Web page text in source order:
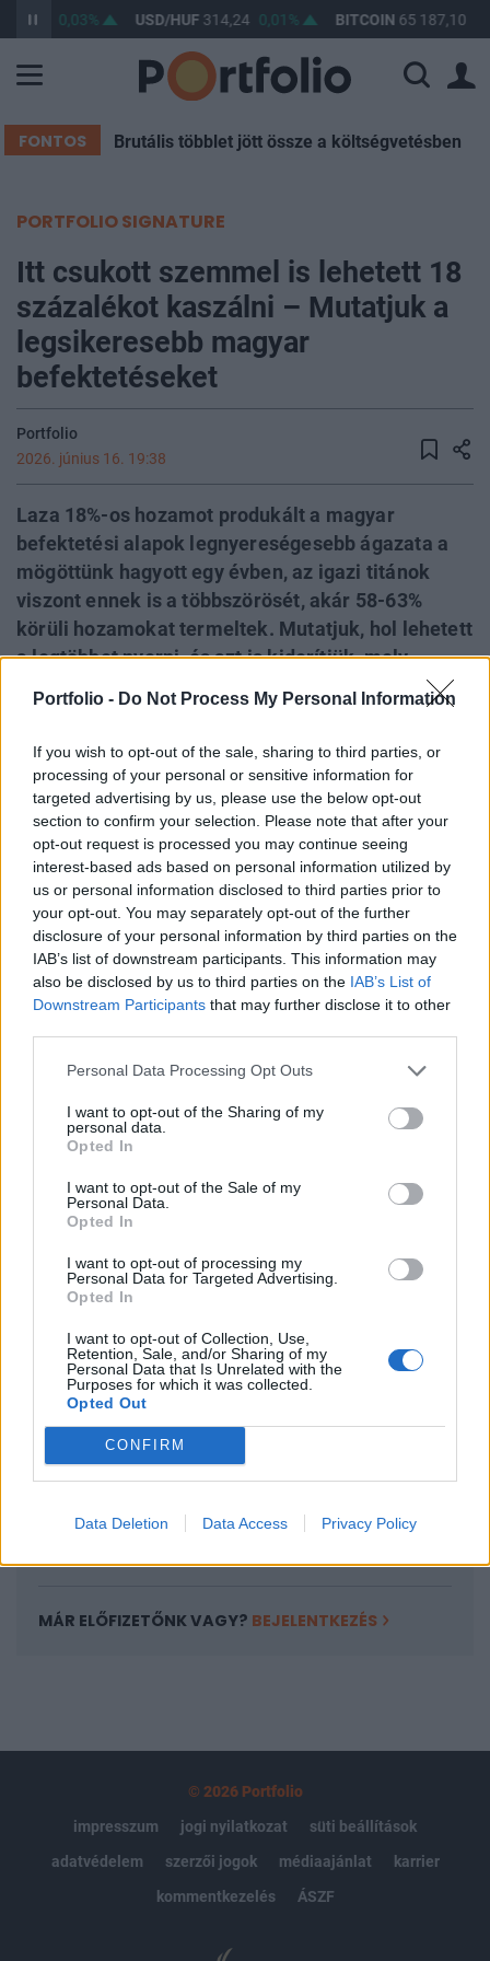
Portfolio - Do Not Process My Personal Information
If you wish to opt-out of the sale, sharing to third parties, or
processing of your personal or sensitive information for
targeted advertising by us, please use the below opt-out
section to confirm your selection. Please note that after your
opt-out request is processed you may continue seeing
interest-based ads based on personal information utilized by
us or personal information disclosed to third parties prior to
your opt-out. You may separately opt-out of the further
disclosure of your personal information by third parties on the
IAB’s list of downstream participants. This information may
also be disclosed by us to third parties on the IAB’s List of
Downstream Participants that may further disclose it to other
Personal Data Processing Opt Outs
I want to opt-out of the Sharing of my
personal data.
Opted In
I want to opt-out of the Sale of my
Personal Data.
Opted In
I want to opt-out of processing my
Personal Data for Targeted Advertising.
Opted In
I want to opt-out of Collection, Use,
Retention, Sale, and/or Sharing of my
Personal Data that Is Unrelated with the
Purposes for which it was collected.
Opted Out
CONFIRM
Data Deletion Data Access Privacy Policy
0,03% USD/HUF314,24 0,01% BITCOIN65 187,10
FONTOS Brutális többlet jött össze a költségvetésben
PORTFOLIO SIGNATURE
Itt csukott szemmel is lehetett 18
százalékot kaszálni – Mutatjuk a
legsikeresebb magyar
befektetéseket
Portfolio
2026. június 16. 19:38
Laza 18%-os hozamot produkált a magyar
befektetési alapok legnyereségesebb ágazata a
mögöttünk hagyott egy évben, az igazi titánok
viszont ennek is a többszörösét, akár 58-63%
körüli hozamokat termeltek. Mutatjuk, hol lehetett
a legtöbbet nyerni, és azt is kiderítjük, mely
befektetők lehetnek most igazán csalódottak.
magyar befektetési alapok vásárlói, feltéve, hogy a
széles kínálatból a megfelelő helyre tették a
tőkéjüket – derül ki a friss piaci elemzésünkből. A
legeredményesebb egyedi versenyzők még ennél is
sokkal vonzóbb számokat tudnak felmutatni:
JÓ NÉHÁNY ALAPNÁL LÁTUNK 50-60 SZÁZALÉK
KÖZTI HOZAMOKAT, HA PEDIG CSAK A
FORINTOS ALAPOKAT NÉZZÜK, 45-48
Ne is vesztegessük az időt, lássuk az utóbbi időszak
legsikeresebb magyar befektetéseit!
TUDNÁD OLVASNI!
Ez a cikk folytatódik, de csak Portfolio Signature
előfizetéssel olvasható tovább. A Signature PRO
szolgáltatás havi díja2 990forint. A hozzáférés egy
évre is megvásárolható, amelynek díja
az éves előfizetés keretében tehát 10 havi díjért
cserébe 12 havi szolgáltatást kapnak olvasóink.
További információ és csatlakozás az alábbi gombra
MÁR ELŐFIZETŐNK VAGY? BEJELENTKEZÉS
© 2026 Portfolio
impresszum
jogi nyilatkozat
süti beállítások
adatvédelem
szerzői jogok médiaajánlat
karrier
kommentkezelés
ÁSZF